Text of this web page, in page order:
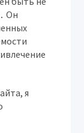
Он
я